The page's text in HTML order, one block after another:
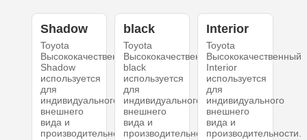
Shadow
Toyota
Высококачественный
Shadow
используется
для
индивидуального
внешнего
вида и
производительности.
black
Toyota
Высококачественный
black
используется
для
индивидуального
внешнего
вида и
производительности.
Interior
Toyota
Высококачественный
Interior
используется
для
индивидуального
внешнего
вида и
производительности.